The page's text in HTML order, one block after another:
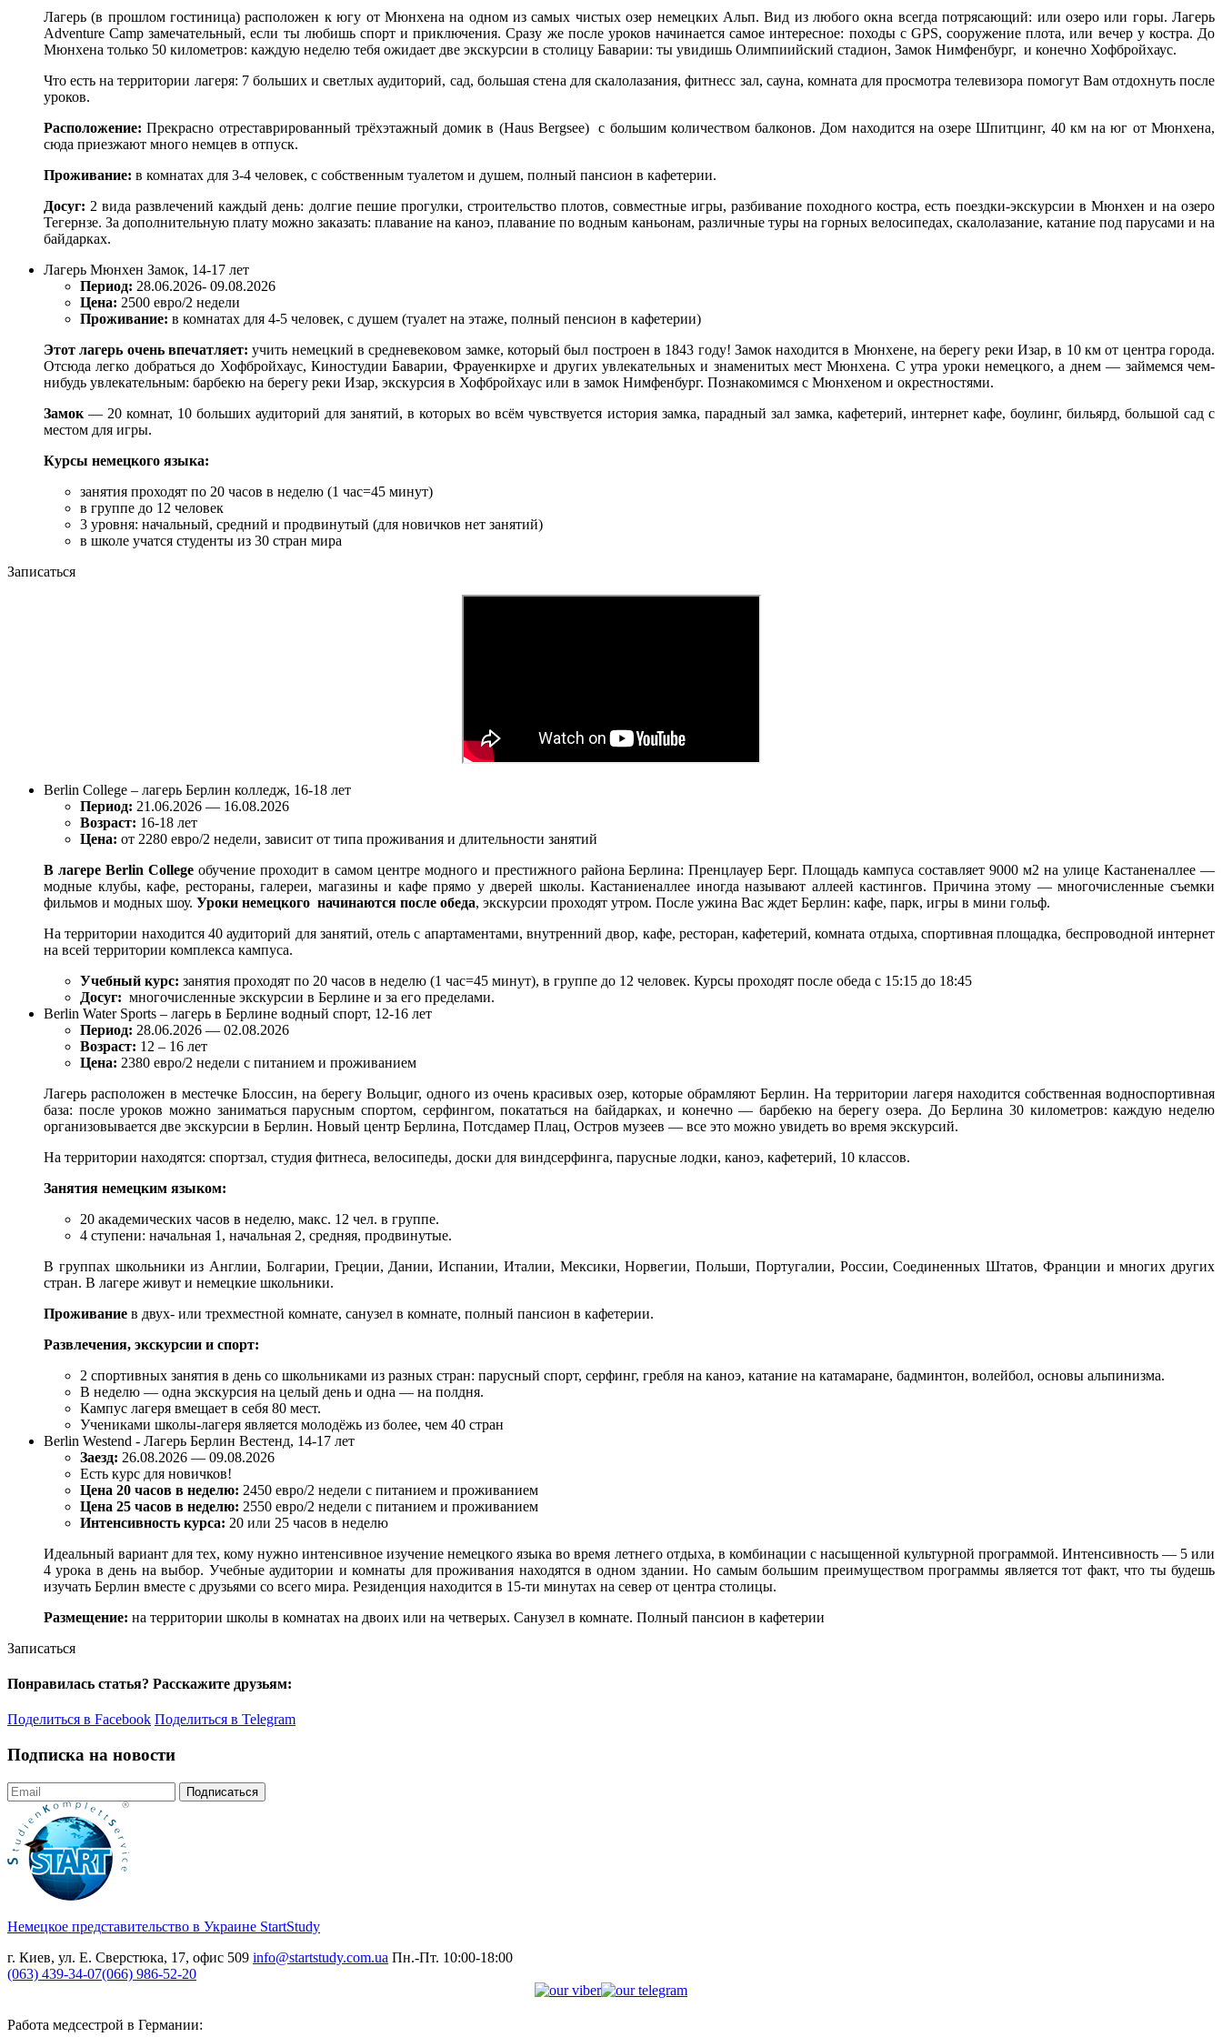
Лагерь (в прошлом гостиница) расположен к югу от Мюнхена на одном из самых чистых озер немецких Альп. Вид из любого окна всегда потрясающий: или озеро или горы. Лагерь
Adventure Camp замечательный, если ты любишь спорт и приключения. Сразу же после уроков начинается самое интересное: походы с GPS, сооружение плота, или вечер у костра. До
Мюнхена только 50 километров: каждую неделю тебя ожидает две экскурсии в столицу Баварии: ты увидишь Олимпиийский стадион, Замок Нимфенбург, и конечно Хофбройхаус.
Что есть на территории лагеря: 7 больших и светлых аудиторий, сад, большая стена для скалолазания, фитнесс зал, сауна, комната для просмотра телевизора помогут Вам отдохнуть после
уроков.
Расположение: Прекрасно отреставрированный трёхэтажный домик в (Haus Bergsee) с большим количеством балконов. Дом находится на озере Шпитцинг, 40 км на юг от Мюнхена,
сюда приезжают много немцев в отпуск.
Проживание: в комнатах для 3-4 человек, с собственным туалетом и душем, полный пансион в кафетерии.
Досуг: 2 вида развлечений каждый день: долгие пешие прогулки, строительство плотов, совместные игры, разбивание походного костра, есть поездки-экскурсии в Мюнхен и на озеро
Тегернзе. За дополнительную плату можно заказать: плавание на каноэ, плавание по водным каньонам, различные туры на горных велосипедах, скалолазание, катание под парусами и на
байдарках.
Лагерь Мюнхен Замок, 14-17 лет
Период: 28.06.2026- 09.08.2026
Цена: 2500 евро/2 недели
Проживание: в комнатах для 4-5 человек, с душем (туалет на этаже, полный пенсион в кафетерии)
Этот лагерь очень впечатляет: учить немецкий в средневековом замке, который был построен в 1843 году! Замок находится в Мюнхене, на берегу реки Изар, в 10 км от центра города.
Отсюда легко добраться до Хофбройхаус, Киностудии Баварии, Фрауенкирхе и других увлекательных и знаменитых мест Мюнхена. С утра уроки немецкого, а днем — займемся чем-
нибудь увлекательным: барбекю на берегу реки Изар, экскурсия в Хофбройхаус или в замок Нимфенбург. Познакомимся с Мюнхеном и окрестностями.
Замок — 20 комнат, 10 больших аудиторий для занятий, в которых во всём чувствуется история замка, парадный зал замка, кафетерий, интернет кафе, боулинг, бильярд, большой сад с
местом для игры.
Курсы немецкого языка:
занятия проходят по 20 часов в неделю (1 час=45 минут)
в группе до 12 человек
3 уровня: начальный, средний и продвинутый (для новичков нет занятий)
в школе учатся студенты из 30 стран мира
Записаться
Berlin College – лагерь Берлин колледж, 16-18 лет
Период: 21.06.2026 — 16.08.2026
Возраст: 16-18 лет
Цена: от 2280 евро/2 недели, зависит от типа проживания и длительности занятий
В лагере Berlin Collegeобучение проходит в самом центре модного и престижного района Берлина: Пренцлауер Берг. Площадь кампуса составляет 9000 м2 на улице Кастаненаллее —
модные клубы, кафе, рестораны, галереи, магазины и кафе прямо у дверей школы. Кастаниеналлее иногда называют аллеей кастингов. Причина этому — многочисленные съемки
фильмов и модных шоу. Уроки немецкого начинаются после обеда, экскурсии проходят утром. После ужина Вас ждет Берлин: кафе, парк, игры в мини гольф.
На территории находится 40 аудиторий для занятий, отель с апартаментами, внутренний двор, кафе, ресторан, кафетерий, комната отдыха, спортивная площадка, беспроводной интернет
на всей территории комплекса кампуса.
Учебный курс: занятия проходят по 20 часов в неделю (1 час=45 минут), в группе до 12 человек. Курсы проходят после обеда с 15:15 до 18:45
Досуг: многочисленные экскурсии в Берлине и за его пределами.
Berlin Water Sports – лагерь в Берлине водный спорт, 12-16 лет
Период: 28.06.2026 — 02.08.2026
Возраст: 12 – 16 лет
Цена: 2380 евро/2 недели с питанием и проживанием
Лагерь расположен в местечке Блоссин, на берегу Вольциг, одного из очень красивых озер, которые обрамляют Берлин. На территории лагеря находится собственная водноспортивная
база: после уроков можно заниматься парусным спортом, серфингом, покататься на байдарках, и конечно — барбекю на берегу озера. До Берлина 30 километров: каждую неделю
организовывается две экскурсии в Берлин. Новый центр Берлина, Потсдамер Плац, Остров музеев — все это можно увидеть во время экскурсий.
На территории находятся: спортзал, студия фитнеса, велосипеды, доски для виндсерфинга, парусные лодки, каноэ, кафетерий, 10 классов.
Занятия немецким языком:
20 академических часов в неделю, макс. 12 чел. в группе.
4 ступени: начальная 1, начальная 2, средняя, продвинутые.
В группах школьники из Англии, Болгарии, Греции, Дании, Испании, Италии, Мексики, Норвегии, Польши, Португалии, России, Соединенных Штатов, Франции и многих других
стран. В лагере живут и немецкие школьники.
Проживание в двух- или трехместной комнате, санузел в комнате, полный пансион в кафетерии.
Развлечения, экскурсии и спорт:
2 спортивных занятия в день со школьниками из разных стран: парусный спорт, серфинг, гребля на каноэ, катание на катамаране, бадминтон, волейбол, основы альпинизма.
В неделю — одна экскурсия на целый день и одна — на полдня.
Кампус лагеря вмещает в себя 80 мест.
Учениками школы-лагеря является молодёжь из более, чем 40 стран
Berlin Westend - Лагерь Берлин Вестенд, 14-17 лет
Заезд: 26.08.2026 — 09.08.2026
Есть курс для новичков!
Цена 20 часов в неделю: 2450 евро/2 недели с питанием и проживанием
Цена 25 часов в неделю: 2550 евро/2 недели с питанием и проживанием
Интенсивность курса: 20 или 25 часов в неделю
Идеальный вариант для тех, кому нужно интенсивное изучение немецкого языка во время летнего отдыха, в комбинации с насыщенной культурной программой. Интенсивность — 5 или
4 урока в день на выбор. Учебные аудитории и комнаты для проживания находятся в одном здании. Но самым большим преимуществом программы является тот факт, что ты будешь
изучать Берлин вместе с друзьями со всего мира. Резиденция находится в 15-ти минутах на север от центра столицы.
Размещение: на территории школы в комнатах на двоих или на четверых. Санузел в комнате. Полный пансион в кафетерии
Записаться
Понравилась статья? Расскажите друзьям:
Поделиться в Facebook Поделиться в Telegram
Подписка на новости
Подписаться
Немецкое представительство в Украине StartStudy
г. Киев, ул. Е. Сверстюка, 17, офис 509 info@startstudy.com.ua Пн.-Пт. 10:00-18:00
(063) 439-34-07(066) 986-52-20
Работа медсестрой в Германии: